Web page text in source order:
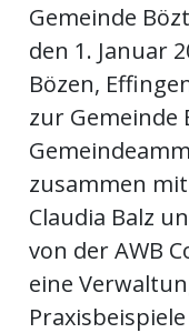
Gemeinde
den 1. Januar
Bözen,
zur Gemeinde
zusammen
Claudia Balz
von der AWB
eine